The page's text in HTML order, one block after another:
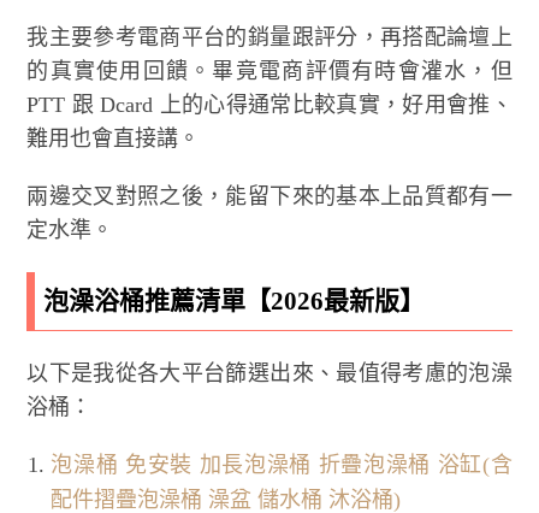
我主要參考電商平台的銷量跟評分，再搭配論壇上
的真實使用回饋。畢竟電商評價有時會灌水，但
PTT 跟 Dcard 上的心得通常比較真實，好用會推、
難用也會直接講。
兩邊交叉對照之後，能留下來的基本上品質都有一
定水準。
泡澡浴桶推薦清單【2026最新版】
以下是我從各大平台篩選出來、最值得考慮的泡澡
浴桶：
泡澡桶 免安裝 加長泡澡桶 折疊泡澡桶 浴缸(含
配件摺疊泡澡桶 澡盆 儲水桶 沐浴桶)